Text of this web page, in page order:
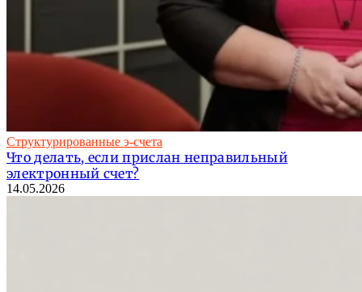
Структурированные э-счета
Что делать, если прислан неправильный
электронный счет?
14.05.2026